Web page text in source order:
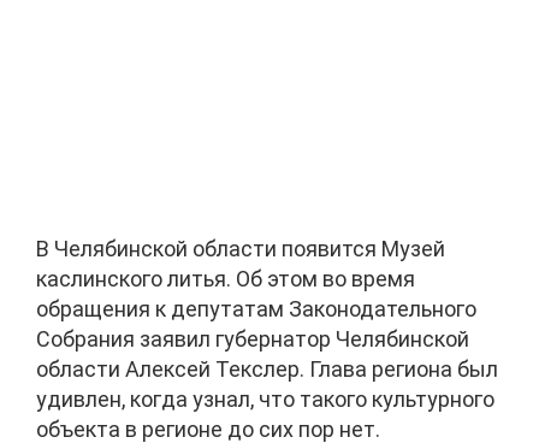
В Челябинской области появится Музей
каслинского литья. Об этом во время
обращения к депутатам Законодательного
Собрания заявил губернатор Челябинской
области Алексей Текслер. Глава региона был
удивлен, когда узнал, что такого культурного
объекта в регионе до сих пор нет.